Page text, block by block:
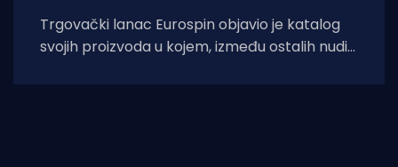
Trgovački lanac Eurospin objavio je katalog
svojih proizvoda u kojem, između ostalih nudi